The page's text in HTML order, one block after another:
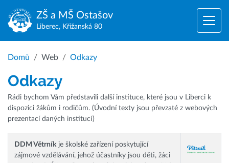
ZŠ a MŠ Ostašov
Liberec, Křižanská 80
Domů Web Odkazy
Odkazy
Rádi bychom Vám představili další instituce, které jsou v Liberci k
dispozici žákům i rodičům. (Úvodní texty jsou převzaté z webových
prezentací daných institucí)
DDM Větrníkje školské zařízení poskytující
zájmové vzdělávání, jehož účastníky jsou děti, žáci